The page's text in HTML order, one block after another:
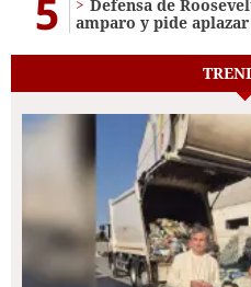
5
Defensa de
amparo y pide